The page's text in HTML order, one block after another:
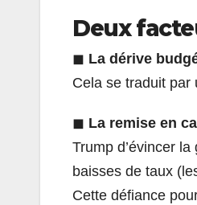
Deux
◼ La dérive
Cela se traduit
◼ La remise en
Trump d’évincer
baisses de taux
Cette défiance